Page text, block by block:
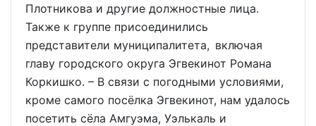
Плотникова и другие должностные лица.
Также к группе присоединились
представители муниципалитета, включая
главу городского округа Эгвекинот Романа
Коркишко. – В связи с погодными условиями,
кроме самого посёлка Эгвекинот, нам удалось
посетить сёла Амгуэма, Уэлькаль и